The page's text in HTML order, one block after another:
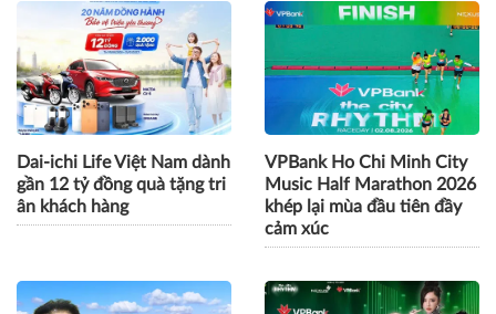
Dai-ichi Life Việt Nam dành
gần 12 tỷ đồng quà tặng tri
ân khách hàng
VPBank Ho Chi Minh City
Music Half Marathon 2026
khép lại mùa đầu tiên đầy
cảm xúc